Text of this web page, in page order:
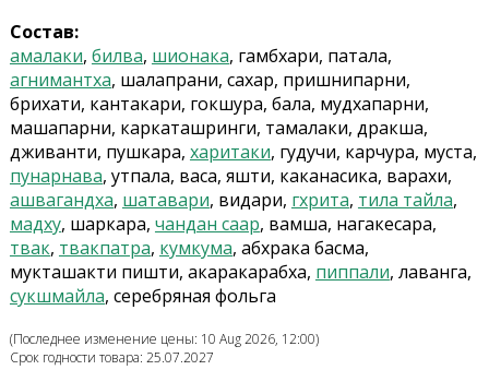
Состав:
амалаки, билва, шионака, гамбхари, патала,
агнимантха, шалапрани, сахар, пришнипарни,
брихати, кантакари, гокшура, бала, мудхапарни,
машапарни, каркаташринги, тамалаки, дракша,
дживанти, пушкара, харитаки, гудучи, карчура, муста,
пунарнава, утпала, васа, яшти, каканасика, варахи,
ашвагандха, шатавари, видари, гхрита, тила тайла,
мадху, шаркара, чандан саар, вамша, нагакесара,
твак, твакпатра, кумкума, абхрака басма,
мукташакти пишти, акаракарабха, пиппали, лаванга,
сукшмайла, серебряная фольга
(Последнее изменение цены: 10 Aug 2026, 12:00)
Срок годности товара: 25.07.2027